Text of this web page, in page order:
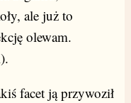
ale już to
olewam.
facet ją przywoził